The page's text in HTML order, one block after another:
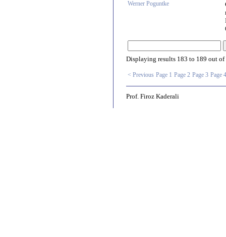
Werner Poguntke
Displaying results 183 to 189 out of
< Previous Page 1 Page 2 Page 3 Page 4
Prof. Firoz Kaderali